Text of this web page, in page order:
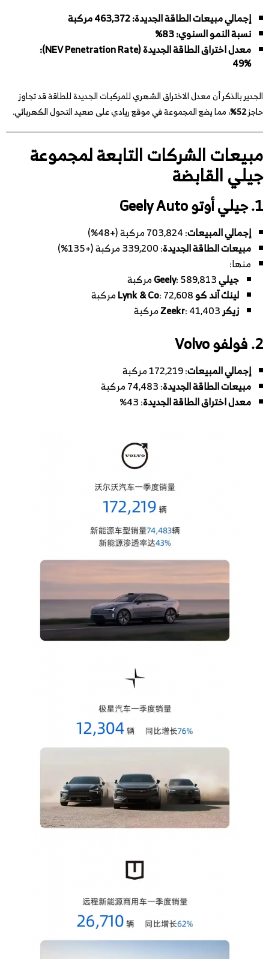
إجمالي مبيعات الطاقة الجديدة: 463,372 مركبة
نسبة النمو السنوي: 83%
معدل اختراق الطاقة الجديدة (NEV Penetration Rate):
49%
الجدير بالذكر أن معدل الاختراق الشهري للمركبات الجديدة للطاقة قد تجاوز
حاجز52% ، مما يضع المجموعة في موقع ريادي على صعيد التحول الكهربائي.
مبيعات الشركات التابعة لمجموعة
جيلي القابضة
1. جيلي أوتو Geely Auto
إجمالي المبيعات: 703,824 مركبة (+48%)
مبيعات الطاقة الجديدة: 339,200 مركبة (+135%)
منها:
جيلي Geely: 589,813 مركبة
لينك آند كو Lynk & Co: 72,608 مركبة
زيكر Zeekr : 41,403 مركبة
2. فولفو Volvo
إجمالي المبيعات: 172,219 مركبة
مبيعات الطاقة الجديدة: 74,483 مركبة
معدل اختراق الطاقة الجديدة: 43%